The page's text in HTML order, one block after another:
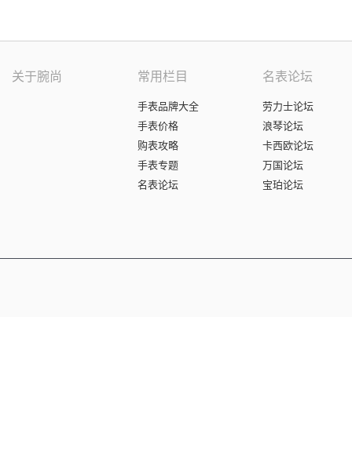
关于腕尚 常用栏目
手表品牌大全
手表价格
购表攻略
手表专题
名表论坛
名表论坛
劳力士论坛
浪琴论坛
卡西欧论坛
万国论坛
宝珀论坛